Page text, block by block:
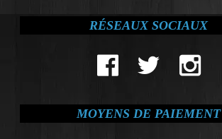
RÉSEAUX SOCIAUX
MOYENS DE PAIEMENT